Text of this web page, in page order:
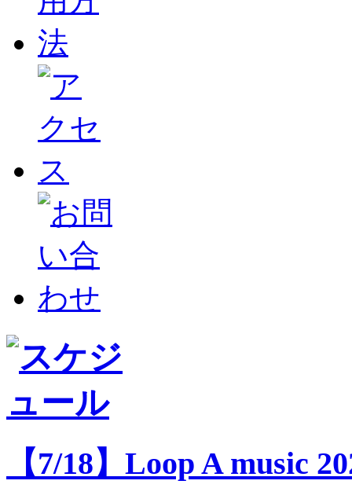
【7/18】Loop A music